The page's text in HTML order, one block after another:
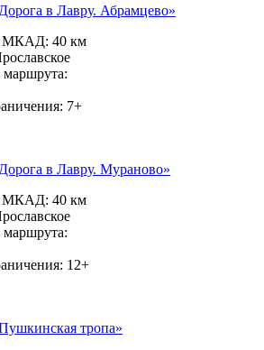
в Лавру. Абрамцево»
МКАД: 40 км
7+
в Лавру. Мураново»
МКАД: 40 км
12+
тропа»